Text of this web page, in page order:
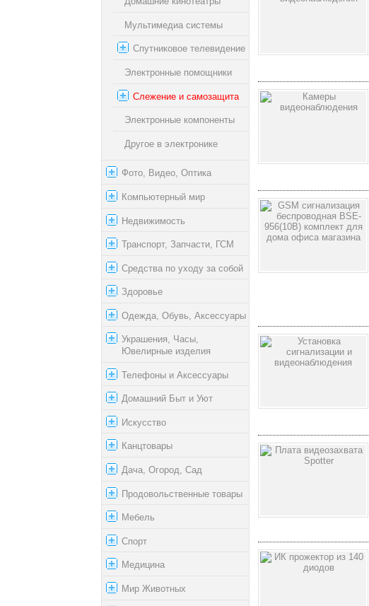
Мультимедиа системы
Спутниковое телевидение
Электронные помощники
Слежение и самозащита
Электронные компоненты
Другое в электронике
Фото, Видео, Оптика
Компьютерный мир
Недвижимость
Транспорт, Запчасти, ГСМ
Средства по уходу за собой
Здоровье
Одежда, Обувь, Аксессуары
Украшения, Часы,
Ювелирные изделия
Телефоны и Аксессуары
Домашний Быт и Уют
Искусство
Канцтовары
Дача, Огород, Сад
Продовольственные товары
Мебель
Спорт
Медицина
Мир Животных